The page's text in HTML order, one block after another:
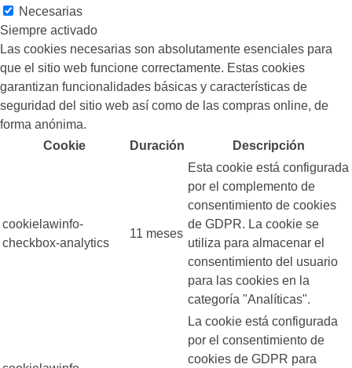
Necesarias
Siempre activado
Las cookies necesarias son absolutamente esenciales para
que el sitio web funcione correctamente. Estas cookies
garantizan funcionalidades básicas y características de
seguridad del sitio web así como de las compras online, de
forma anónima.
Cookie
Duración Descripción
cookielawinfo-
checkbox-analytics
11 meses
Esta cookie está configurada
por el complemento de
consentimiento de cookies
de GDPR. La cookie se
utiliza para almacenar el
consentimiento del usuario
para las cookies en la
categoría "Analíticas".
La cookie está configurada
por el consentimiento de
cookies de GDPR para